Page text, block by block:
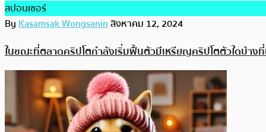
สปอนเซอร์
ByKasamsak Wongsaninสิงหาคม 12, 2024
ในขณะที่ตลาดคริปโตกำลังเริ่มฟื้นตัวมีเหรียญคริปโตตัวใดบ้าง